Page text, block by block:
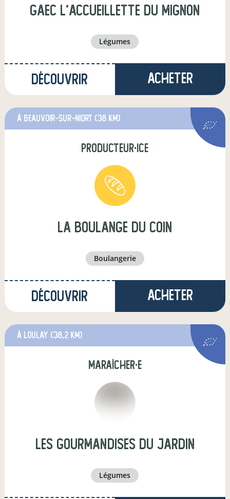
gaec l'accueillette du mignon
légumes
Découvrir Acheter
à Beauvoir-sur-Niort (38 km)
producteur·ice
la boulange du coin
boulangerie
Découvrir Acheter
à Loulay (38,2 km)
maraîcher·e
Les gourmandises du jardin
légumes